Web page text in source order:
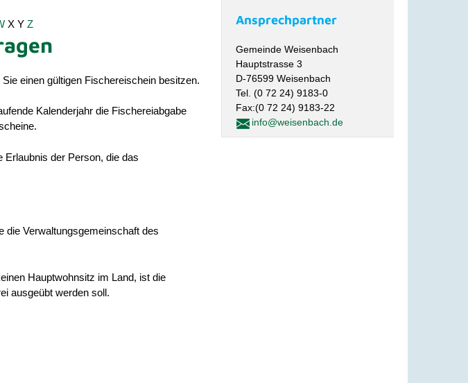
X Y Z
einen gültigen Fischereischein besitzen.
Kalenderjahr die Fischereiabgabe
der Person, die das
die Verwaltungsgemeinschaft des
Hauptwohnsitz im Land, ist die
ausgeübt werden soll.
Ansprechpartner
Gemeinde Weisenbach
Hauptstrasse 3
D-76599 Weisenbach
Tel. (0 72 24) 9183-0
Fax:(0 72 24) 9183-22
info@weisenbach.de